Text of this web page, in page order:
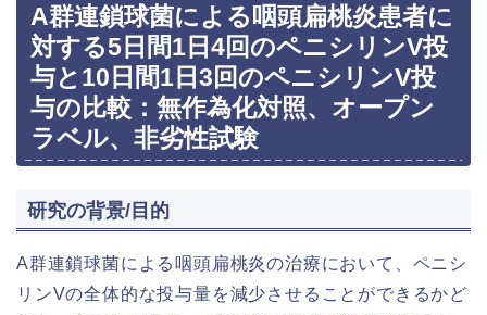
A群連鎖球菌による咽頭扁桃炎患者に
対する5日間1日4回のペニシリンV投
与と10日間1日3回のペニシリンV投
与の比較：無作為化対照、オープン
ラベル、非劣性試験
研究の背景/目的
A群連鎖球菌による咽頭扁桃炎の治療において、ペニシ
リンVの全体的な投与量を減少させることができるかど